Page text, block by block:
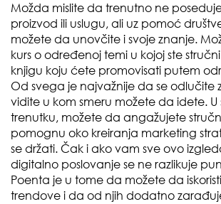
Možda mislite da trenutno ne
proizvod ili uslugu, ali uz pomoć
možete da unovčite i svoje znanje.
kurs o određenoj temi u kojoj ste
knjigu koju ćete promovisati putem
Od svega je najvažnije da se odlučite
vidite u kom smeru možete da idete. U
trenutku, možete da angažujete
pomognu oko kreiranja marketing
se držati. Čak i ako vam sve ovo
digitalno poslovanje se ne razlikuje
Poenta je u tome da možete da
trendove i da od njih dodatno